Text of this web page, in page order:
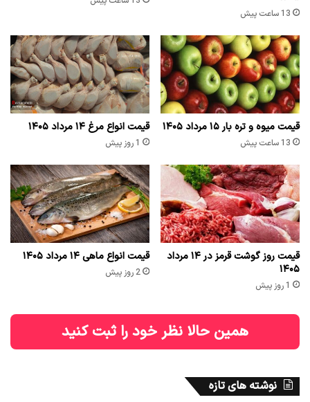
13 ساعت پیش
قیمت میوه و تره بار ۱۵ مرداد ۱۴۰۵
13 ساعت پیش
قیمت انواع مرغ ۱۴ مرداد ۱۴۰۵
1 روز پیش
قیمت روز گوشت قرمز در ۱۴ مرداد
۱۴۰۵
1 روز پیش
قیمت انواع ماهی ۱۴ مرداد ۱۴۰۵
2 روز پیش
همین حالا نظر خود را ثبت کنید
نوشته های تازه